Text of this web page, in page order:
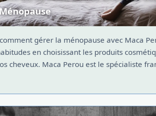
gérer la ménopause avec Maca
en choisissant les produits
cheveux. Maca Perou est le spécialiste